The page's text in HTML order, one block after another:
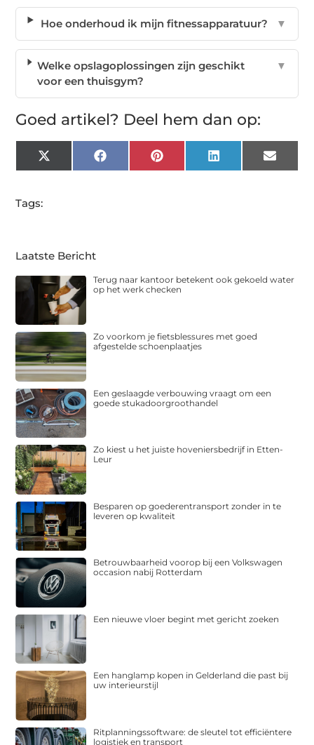
Hoe onderhoud ik mijn fitnessapparatuur? ▼
Welke opslagoplossingen zijn geschikt
voor een thuisgym?
▼
Goed artikel? Deel hem dan op:
X
(Twitter)
FacebookPinterest LinkedIn Email
Tags:
Laatste Bericht
Terug naar kantoor betekent ook gekoeld water
op het werk checken
Zo voorkom je fietsblessures met goed
afgestelde schoenplaatjes
Een geslaagde verbouwing vraagt om een
goede stukadoorgroothandel
Zo kiest u het juiste hoveniersbedrijf in Etten-
Leur
Besparen op goederentransport zonder in te
leveren op kwaliteit
Betrouwbaarheid voorop bij een Volkswagen
occasion nabij Rotterdam
Een nieuwe vloer begint met gericht zoeken
Een hanglamp kopen in Gelderland die past bij
uw interieurstijl
Ritplanningssoftware: de sleutel tot efficiëntere
logistiek en transport